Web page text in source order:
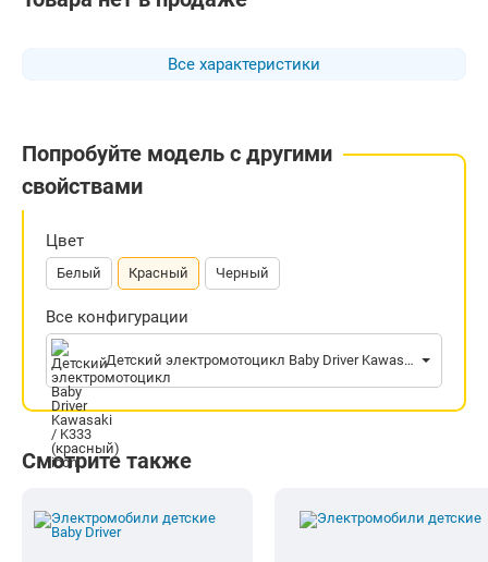
Все характеристики
Попробуйте модель с другими
свойствами
Цвет
Белый Красный Черный
Все конфигурации
Детский электромотоцикл Baby Driver Kawasaki / K333 (красный)
Смотрите также